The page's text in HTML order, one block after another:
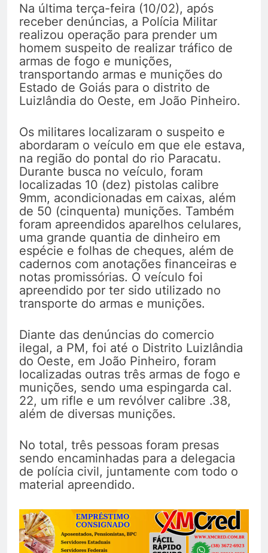
Na última terça-feira (10/02), após
receber denúncias, a Polícia Militar
realizou operação para prender um
homem suspeito de realizar tráfico de
armas de fogo e munições,
transportando armas e munições do
Estado de Goiás para o distrito de
Luizlândia do Oeste, em João Pinheiro.
Os militares localizaram o suspeito e
abordaram o veículo em que ele estava,
na região do pontal do rio Paracatu.
Durante busca no veículo, foram
localizadas 10 (dez) pistolas calibre
9mm, acondicionadas em caixas, além
de 50 (cinquenta) munições. Também
foram apreendidos aparelhos celulares,
uma grande quantia de dinheiro em
espécie e folhas de cheques, além de
cadernos com anotações financeiras e
notas promissórias. O veículo foi
apreendido por ter sido utilizado no
transporte do armas e munições.
Diante das denúncias do comercio
ilegal, a PM, foi até o Distrito Luizlândia
do Oeste, em João Pinheiro, foram
localizadas outras três armas de fogo e
munições, sendo uma espingarda cal.
22, um rifle e um revólver calibre .38,
além de diversas munições.
No total, três pessoas foram presas
sendo encaminhadas para a delegacia
de polícia civil, juntamente com todo o
material apreendido.